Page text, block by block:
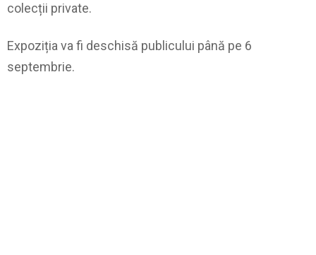
colecții private.
Expoziția va fi deschisă publicului până pe 6
septembrie.